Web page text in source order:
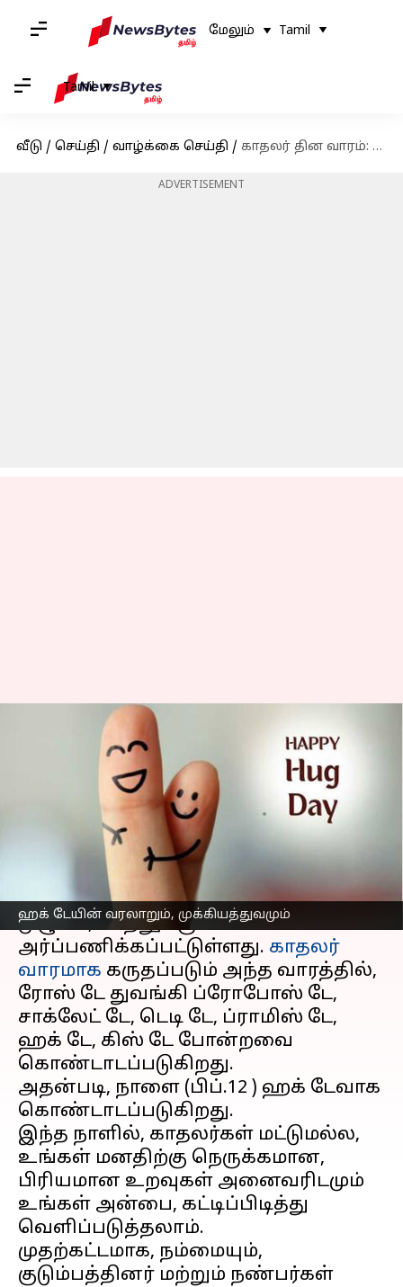
மேலும் Tamil
Tamil
வீடு / செய்தி / வாழ்க்கை செய்தி / காதலர் தின வாரம்: ஹக் டேயின் வரலாறும், முக்கியத்துவமும்
ADVERTISEMENT
ஹக் டேயின் வரலாறும், முக்கியத்துவமும்
காதலர் தின வாரம்: ஹக்
டேயின் வரலாறும்,
முக்கியத்துவமும்
Venkatalakshmi V Feb 11, 2023 05:37 pm
செய்தி முன்னோட்டம்
ஆண்டுதோறும், பிப்ரவரி 2-வது வாரம்
முழுக்க, காதலுக்கு
அர்ப்பணிக்கப்பட்டுள்ளது. காதலர்
வாரமாக கருதப்படும் அந்த வாரத்தில்,
ரோஸ் டே துவங்கி ப்ரோபோஸ் டே,
சாக்லேட் டே, டெடி டே, ப்ராமிஸ் டே,
ஹக் டே, கிஸ் டே போன்றவை
கொண்டாடப்படுகிறது.
அதன்படி, நாளை (பிப்.12 ) ஹக் டேவாக
கொண்டாடப்படுகிறது.
இந்த நாளில், காதலர்கள் மட்டுமல்ல,
உங்கள் மனதிற்கு நெருக்கமான,
பிரியமான உறவுகள் அனைவரிடமும்
உங்கள் அன்பை, கட்டிப்பிடித்து
வெளிப்படுத்தலாம்.
முதற்கட்டமாக, நம்மையும்,
குடும்பத்தினர் மற்றும் நண்பர்கள்